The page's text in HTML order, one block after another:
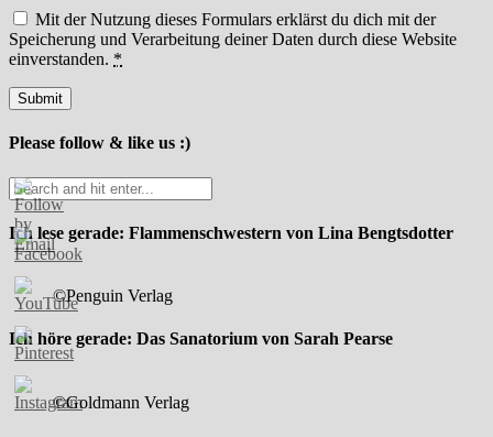
Mit der Nutzung dieses Formulars erklärst du dich mit der
Speicherung und Verarbeitung deiner Daten durch diese Website
einverstanden. *
Please follow & like us :)
Ich lese gerade: Flammenschwestern von Lina Bengtsdotter
©Penguin Verlag
Ich höre gerade: Das Sanatorium von Sarah Pearse
©Goldmann Verlag